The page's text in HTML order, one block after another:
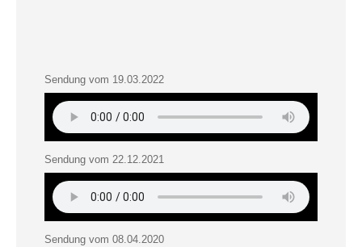
Sendung vom 19.03.2022
Sendung vom 22.12.2021
Sendung vom 08.04.2020